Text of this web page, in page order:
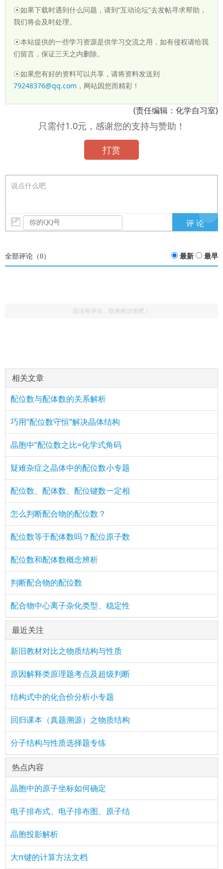
☉如果下载时遇到什么问题，请到“互动论坛”去发帖寻求帮助，
我们将会及时处理。
☉本站提供的一些学习资源是供学习交流之用，如有侵权请给我
们留言，保证三天之内删除。
☉如果您有好的资料可以共享，请将资料发送到
79248376@qq.com ，网站因您而精彩！
(责任编辑：化学自习室)
只需付1.0元，感谢您的支持与赞助！
打赏
说点什么吧
全部评论（0） 最新 最早
还没有评论，快来抢沙发吧！
相关文章
配位数与配体数的关系解析
巧用“配位数守恒”解决晶体结构
晶胞中“配位数之比=化学式角码
疑难杂症之晶体中的配位数小专题
配位数、配体数、配位键数一定相
怎么判断配合物的配位数？
配位数等于配体数吗？配位原子数
配位数和配体数概念辨析
判断配合物的配位数
配合物中心离子杂化类型、稳定性
最近关注
新旧教材对比之物质结构与性质
原因解释类原理题考点及超级判断
结构式中的化合价分析小专题
回归课本（真题溯源）之物质结构
分子结构与性质选择题专练
热点内容
晶胞中的原子坐标如何确定
电子排布式、电子排布图、原子结
晶胞投影解析
大π键的计算方法文档